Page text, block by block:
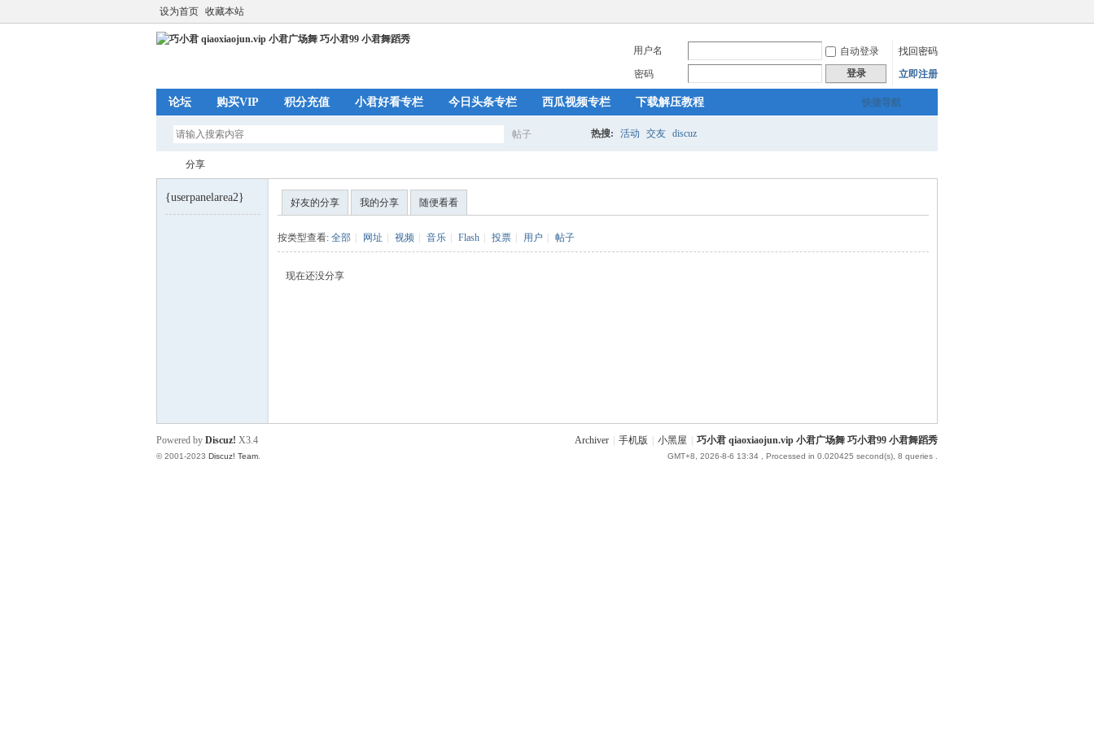
设为首页 收藏本站
用户名 自动登录
找回密码
密码
登录 立即注册
快捷导航
论坛 购买VIP 积分充值 小君好看专栏 今日头条专栏 西瓜视频专栏 下载解压教程
帖子 热搜: 活动 交友 discuz
分享
{userpanelarea2} 好友的分享 我的分享 随便看看
按类型查看: 全部 网址 视频 音乐 Flash 投票 用户 帖子
现在还没分享
Archiver 手机版 小黑屋 巧小君 qiaoxiaojun.vip 小君广场舞 巧小君99 小君舞蹈秀
GMT+8, 2026-8-6 13:34 , Processed in 0.020425 second(s), 8 queries .
Powered by Discuz! X3.4
© 2001-2023 Discuz! Team